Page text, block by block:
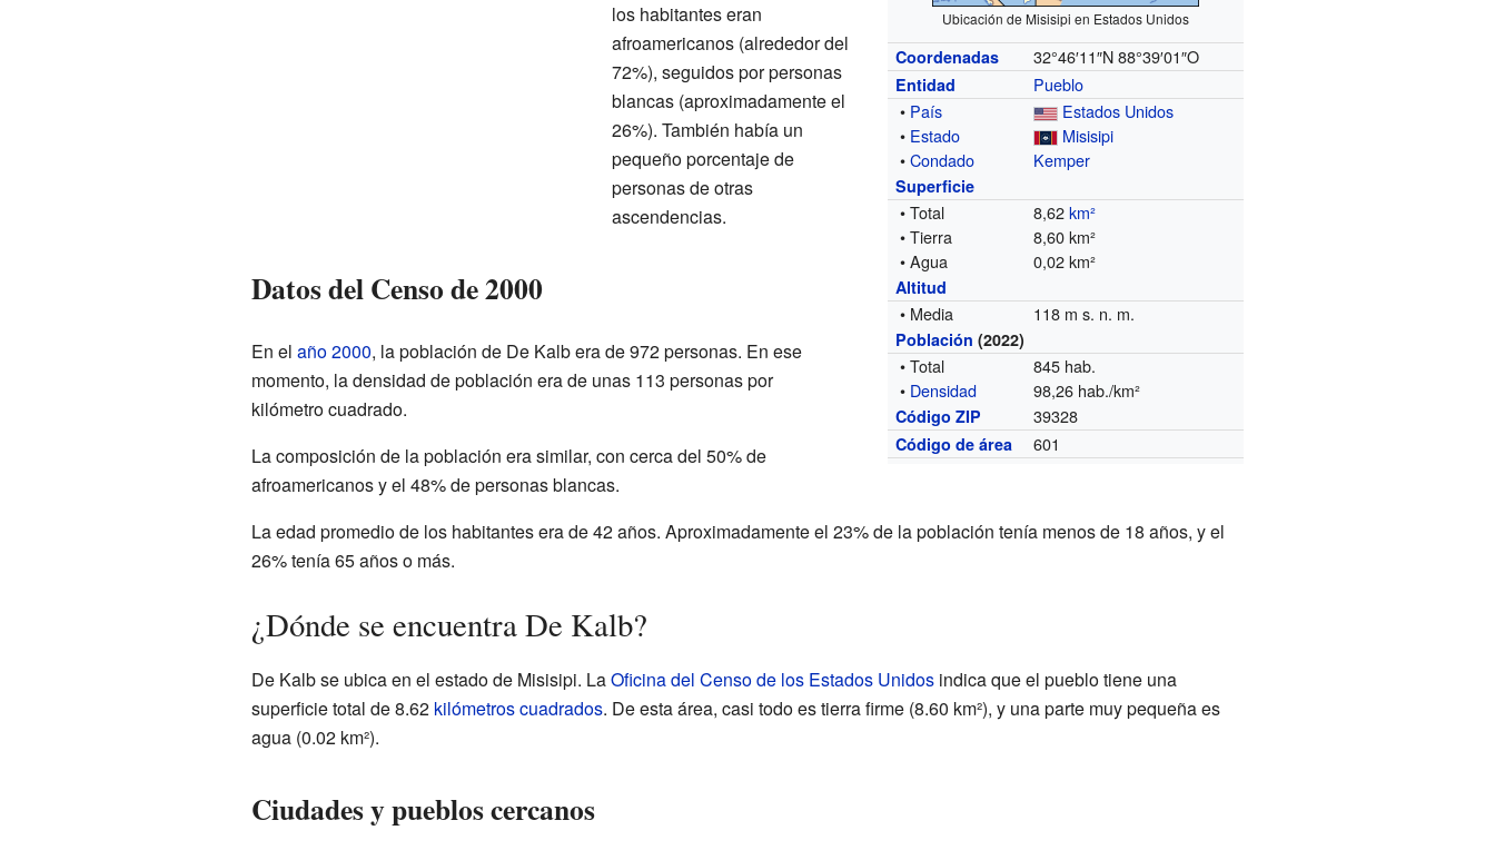
Ubicación de Misisipi en Estados Unidos
Coordenadas 32°46′11″N 88°39′01″O
Entidad
Pueblo
• País
Estados Unidos
• Estado
Misisipi
•Condado Kemper
Superficie
• Total 8,62km²
• Tierra
8,60 km²
• Agua
0,02 km²
Altitud
• Media 118 m s. n. m.
Población (2022)
• Total
845 hab.
• Densidad 98,26 hab./km²
Código ZIP 39328
Código de área 601
los habitantes eran
afroamericanos (alrededor del
72%), seguidos por personas
blancas (aproximadamente el
26%). También había un
pequeño porcentaje de
personas de otras
ascendencias.
Datos del Censo de 2000
En el año 2000, la población de De Kalb era de 972 personas. En ese
momento, la densidad de población era de unas 113 personas por
kilómetro cuadrado.
La composición de la población era similar, con cerca del 50% de
afroamericanos y el 48% de personas blancas.
La edad promedio de los habitantes era de 42 años. Aproximadamente el 23% de la población tenía menos de 18 años, y el
26% tenía 65 años o más.
¿Dónde se encuentra De Kalb?
De Kalb se ubica en el estado de Misisipi. LaOficina del Censo de los Estados Unidosindica que el pueblo tiene una
superficie total de 8.62 kilómetros cuadrados. De esta área, casi todo es tierra firme (8.60 km²), y una parte muy pequeña es
agua (0.02 km²).
Ciudades y pueblos cercanos